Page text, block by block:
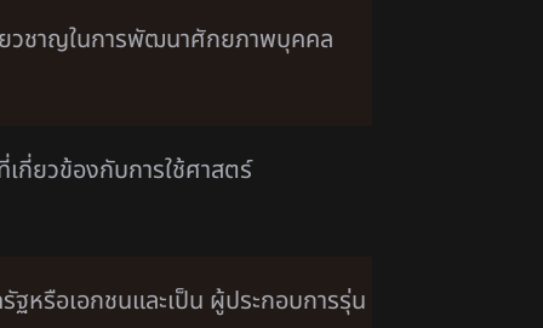
วชาญในการพัฒนาศักยภาพบุคคล
กี่ยวข้องกับการใช้ศาสตร์
หรือเอกชนและเป็น ผู้ประกอบการรุ่น